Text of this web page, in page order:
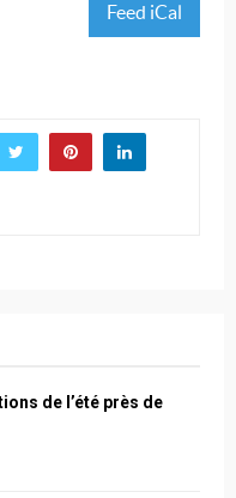
Feed iCal
de l’été près de